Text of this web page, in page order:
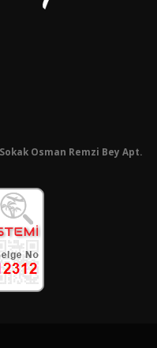
Osman Remzi Bey Apt.